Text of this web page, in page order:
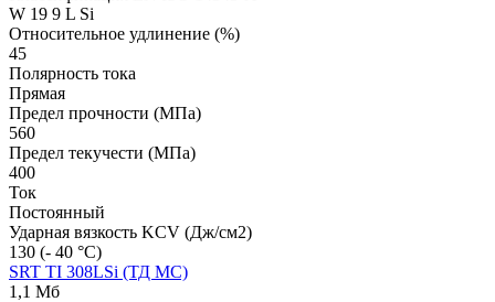
W 19 9 L Si
Относительное удлинение (%)
45
Полярность тока
Прямая
Предел прочности (МПа)
560
Предел текучести (МПа)
400
Ток
Постоянный
Ударная вязкость KCV (Дж/см2)
130 (- 40 °С)
SRT TI 308LSi (ТД МС)
1,1 Мб